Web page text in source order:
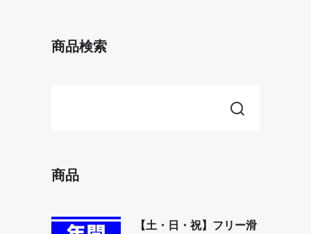
商品検索
商品
【土・日・祝】フリー滑